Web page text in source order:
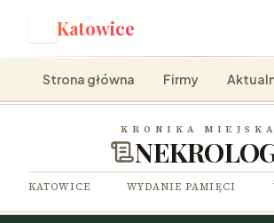
Katowice
Strona główna Firmy
KRONIKA MIEJSKA
KATOWICE WYDANIE PAMIĘCI